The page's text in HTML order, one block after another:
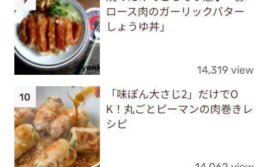
ロース肉のガーリックバター
しょうゆ丼」
14,319 view
「味ぽん大さじ2」だけでO
K！丸ごとピーマンの肉巻きレ
シピ